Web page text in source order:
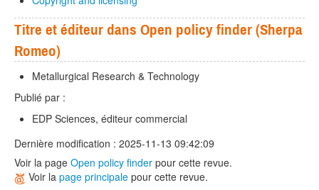
Titre et éditeur dans Open policy finder (Sherpa
Romeo)
Metallurgical Research & Technology
Publié par :
EDP Sciences, éditeur commercial
Dernière modification : 2025-11-13 09:42:09
Voir la page Open policy finder pour cette revue.
Voir la page principale pour cette revue.